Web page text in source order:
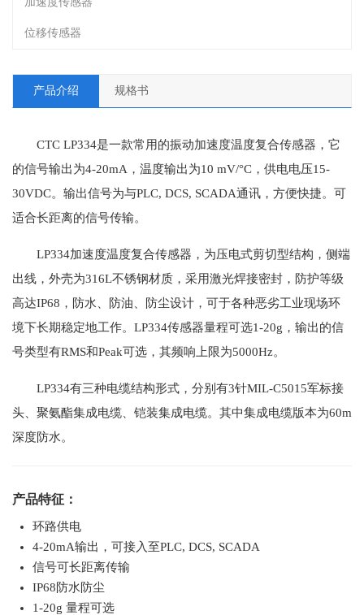
位移传感器
产品介绍 规格书
CTC LP334是一款常用的振动加速度温度复合传感器，它
的信号输出为4-20mA，温度输出为10 mV/°C，供电电压15-
30VDC。输出信号为与PLC, DCS, SCADA通讯，方便快捷。可
适合长距离的信号传输。
LP334加速度温度复合传感器，为压电式剪切型结构，侧端
出线，外壳为316L不锈钢材质，采用激光焊接密封，防护等级
高达IP68，防水、防油、防尘设计，可于各种恶劣工业现场环
境下长期稳定地工作。LP334传感器量程可选1-20g，输出的信
号类型有RMS和Peak可选，其频响上限为5000Hz。
LP334有三种电缆结构形式，分别有3针MIL-C5015军标接
头、聚氨酯集成电缆、铠装集成电缆。其中集成电缆版本为60m
深度防水。
产品特征：
环路供电
4-20mA输出，可接入至PLC, DCS, SCADA
信号可长距离传输
IP68防水防尘
1-20g 量程可选